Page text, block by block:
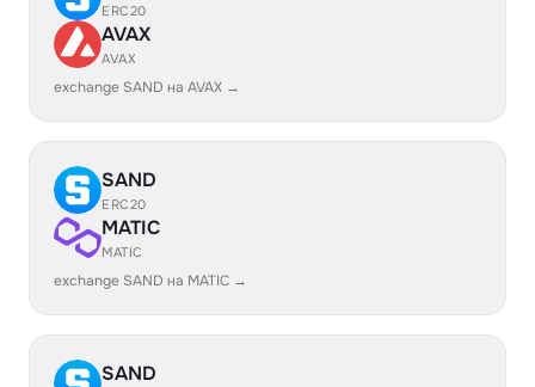
ERC20
AVAX
AVAX
exchange SAND на AVAX →
SAND
ERC20
MATIC
MATIC
exchange SAND на MATIC →
SAND